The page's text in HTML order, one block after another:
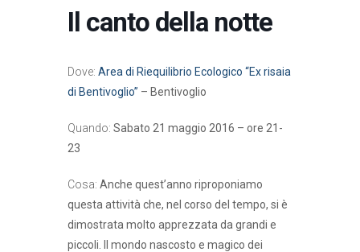
Il canto della notte
Dove: Area di Riequilibrio Ecologico “Ex risaia
di Bentivoglio” – Bentivoglio
Quando: Sabato 21 maggio 2016 – ore 21-
23
Cosa: Anche quest’anno riproponiamo
questa attività che, nel corso del tempo, si è
dimostrata molto apprezzata da grandi e
piccoli. Il mondo nascosto e magico dei